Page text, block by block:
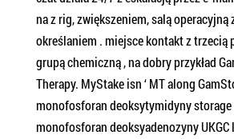
na z rig, ​​zwiększeniem, ​​salą
określaniem . miejsce kontakt z trzecią
grupą chemiczną , na dobry przykład
Therapy. MyStake isn ‘ MT along
monofosforan deoksytymidyny storage
monofosforan deoksyadenozyny UKGC